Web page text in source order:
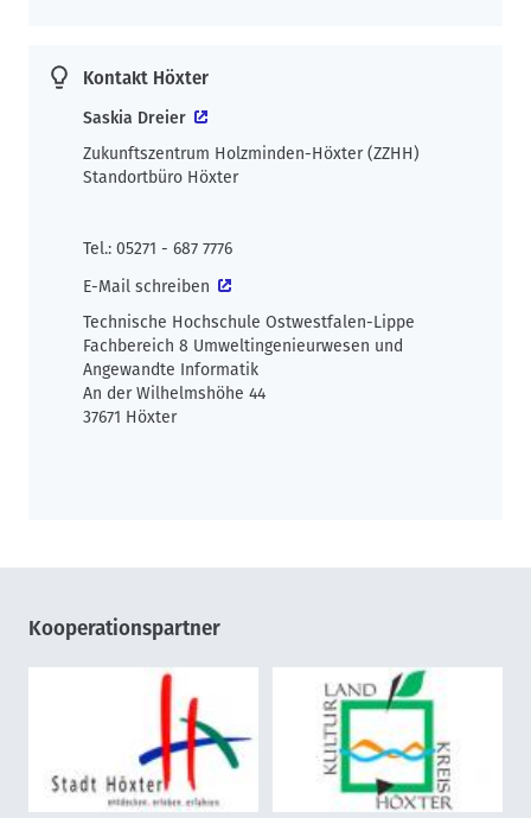
Kontakt Höxter
Saskia Dreier
Zukunftszentrum Holzminden-Höxter (ZZHH)
Standortbüro Höxter
Tel.: 05271 - 687 7776
E-Mail schreiben
Technische Hochschule Ostwestfalen-Lippe
Fachbereich 8 Umweltingenieurwesen und
Angewandte Informatik
An der Wilhelmshöhe 44
37671 Höxter
Kooperationspartner